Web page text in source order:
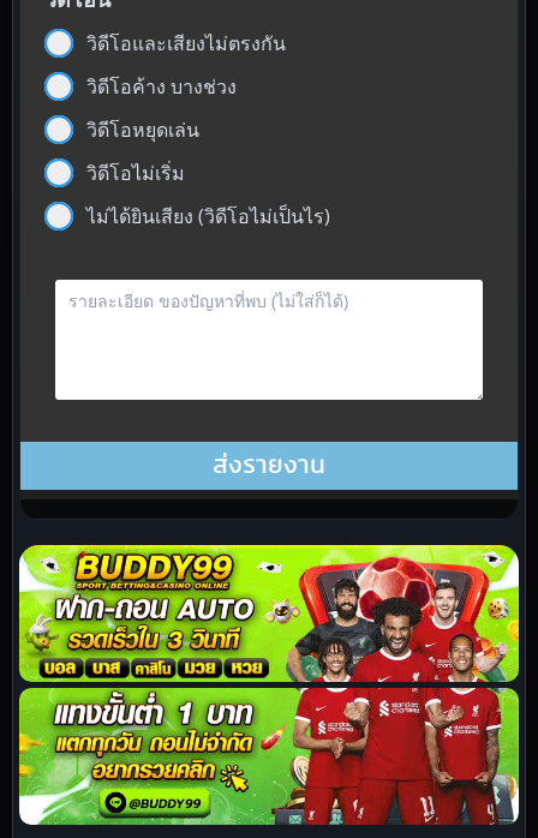
วิดีโอและเสียงไม่ตรงกัน
วิดีโอค้าง บางช่วง
วิดีโอหยุดเล่น
วิดีโอไม่เริ่ม
ไม่ได้ยินเสียง (วิดีโอไม่เป็นไร)